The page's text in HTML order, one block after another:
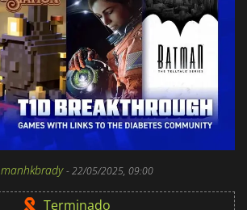
manhkbrady-22/05/2025, 09:00
Terminado